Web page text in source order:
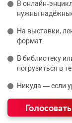
В
нужны
На выставки,
формат.
В библиотеку
погрузиться в
Никуда — если